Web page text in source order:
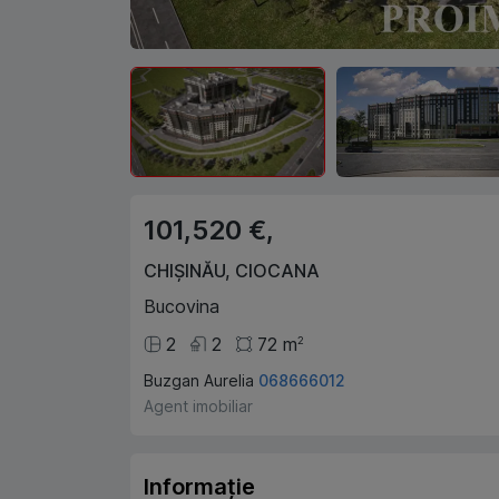
101,520 €,
CHIȘINĂU, CIOCANA
Bucovina
2
2 72 m2
Buzgan Aurelia 068666012
Agent imobiliar
Informație